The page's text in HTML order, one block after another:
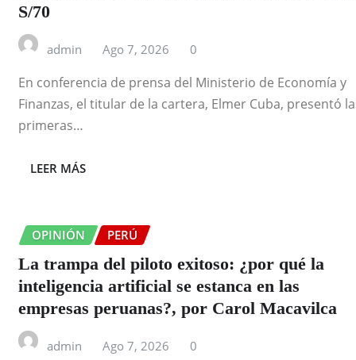
S/70
admin Ago 7, 2026 0
En conferencia de prensa del Ministerio de Economía y
Finanzas, el titular de la cartera, Elmer Cuba, presentó
primeras…
LEER MÁS
OPINIÓN PERÚ
La trampa del piloto exitoso: ¿por qué la
inteligencia artificial se estanca en las
empresas peruanas?, por Carol Macavilca
admin Ago 7, 2026 0